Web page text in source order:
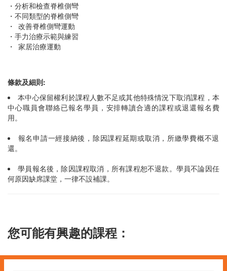
・分析和檢查脊椎側彎
・不同類型的脊椎側彎
・ 改善脊椎側彎運動
・手力治療示範與練習
・ 家居治療運動
條款及細則:
本中心保留權利於課程人數不足或其他特殊情況下取消課程，本
中心職員會聯絡已報名學員，安排轉讀合適的課程或退還報名費
用。
報名申請一經接納後，除因課程延期或取消，所繳學費概不退
還。
學員報名後，除因課程取消，所有課程恕不退款。學員不論因任
何原因缺席課堂，一律不設補課。
您可能有興趣的課程：